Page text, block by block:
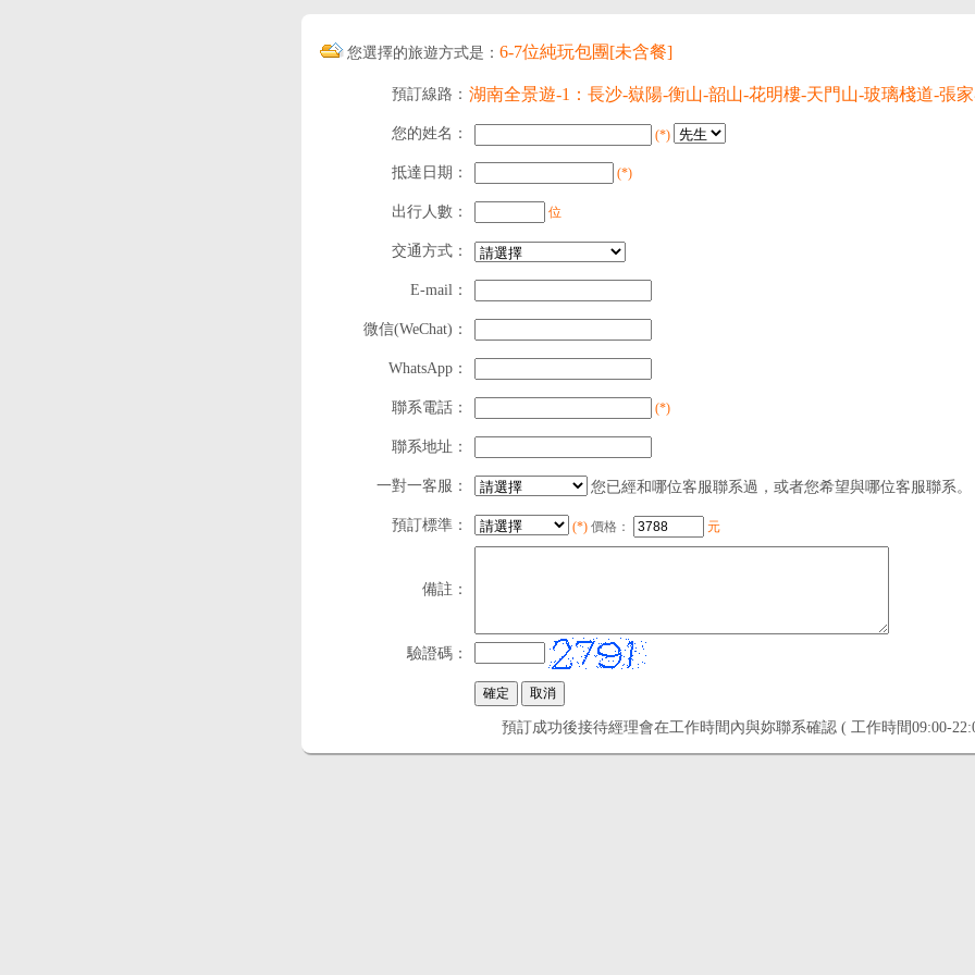
您選擇的旅遊方式是： 6-7位純玩包團[未含餐]
預訂線路： 湖南全景遊-1：長沙-嶽陽-衡山-韶山-花明樓-天門山-玻璃棧道-張
您的姓名： (*)
抵達日期： (*)
出行人數： 位
交通方式：
E-mail：
微信(WeChat)：
WhatsApp：
聯系電話： (*)
聯系地址：
一對一客服： 您已經和哪位客服聯系過，或者您希望與哪位客服聯系。
預訂標準： (*) 價格： 元
備註：
驗證碼：
預訂成功後接待經理會在工作時間內與妳聯系確認 ( 工作時間09:00-